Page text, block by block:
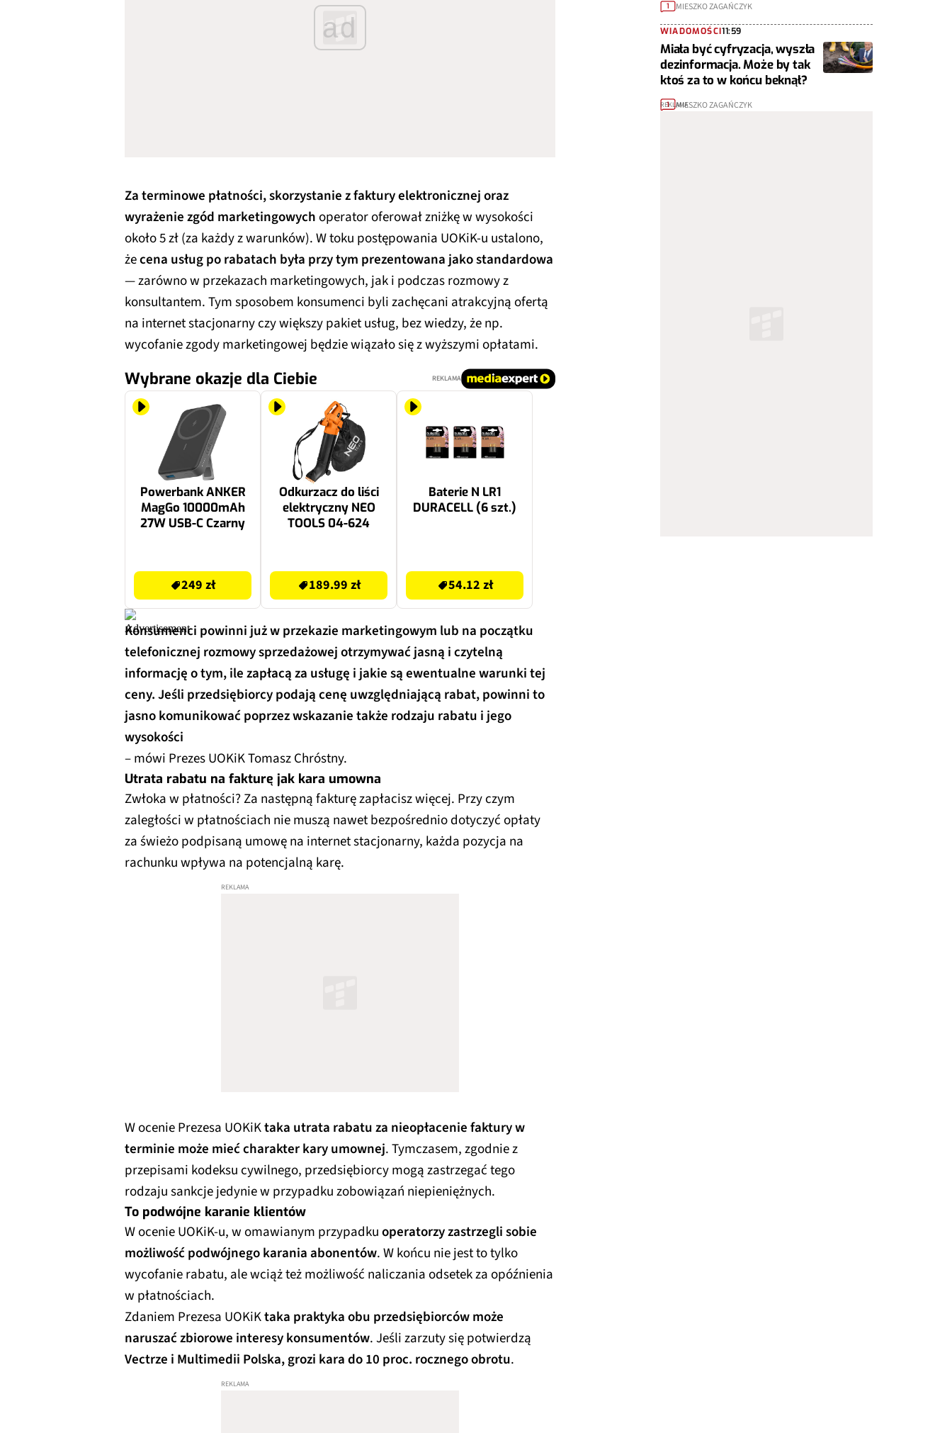
ad
Za terminowe płatności, skorzystanie z faktury elektronicznej oraz
wyrażenie zgód marketingowychoperator oferował zniżkę w wysokości
około 5 zł (za każdy z warunków). W toku postępowania UOKiK-u ustalono,
żecena usług po rabatach była przy tym prezentowana jako standardowa
— zarówno w przekazach marketingowych, jak i podczas rozmowy z
konsultantem. Tym sposobem konsumenci byli zachęcani atrakcyjną ofertą
na internet stacjonarny czy większy pakiet usług, bez wiedzy, że np.
wycofanie zgody marketingowej będzie wiązało się z wyższymi opłatami.
Wybrane okazje dla Ciebie REKLAMA
Powerbank ANKER
MagGo 10000mAh
27W USB-C Czarny
249 zł
Odkurzacz do liści
elektryczny NEO
TOOLS 04-624
189.99 zł
Baterie N LR1
DURACELL (6 szt.)
54.12 zł
Konsumenci powinni już w przekazie marketingowym lub na początku
telefonicznej rozmowy sprzedażowej otrzymywać jasną i czytelną
informację o tym, ile zapłacą za usługę i jakie są ewentualne warunki tej
ceny. Jeśli przedsiębiorcy podają cenę uwzględniającą rabat, powinni to
jasno komunikować poprzez wskazanie także rodzaju rabatu i jego
wysokości
– mówi Prezes UOKiK Tomasz Chróstny.
Utrata rabatu na fakturę jak kara umowna
Zwłoka w płatności? Za następną fakturę zapłacisz więcej. Przy czym
zaległości w płatnościach nie muszą nawet bezpośrednio dotyczyć opłaty
za świeżo podpisaną umowę na internet stacjonarny, każda pozycja na
rachunku wpływa na potencjalną karę.
W ocenie Prezesa UOKiKtaka utrata rabatu za nieopłacenie faktury w
terminie może mieć charakter kary umownej. Tymczasem, zgodnie z
przepisami kodeksu cywilnego, przedsiębiorcy mogą zastrzegać tego
rodzaju sankcje jedynie w przypadku zobowiązań niepieniężnych.
To podwójne karanie klientów
W ocenie UOKiK-u, w omawianym przypadkuoperatorzy zastrzegli sobie
możliwość podwójnego karania abonentów. W końcu nie jest to tylko
wycofanie rabatu, ale wciąż też możliwość naliczania odsetek za opóźnienia
w płatnościach.
Zdaniem Prezesa UOKiKtaka praktyka obu przedsiębiorców może
naruszać zbiorowe interesy konsumentów. Jeśli zarzuty się potwierdzą
Vectrze i Multimedii Polska, grozi kara do 10 proc. rocznego obrotu.
1 MIESZKO ZAGAŃCZYK
WIADOMOŚCI11:59
Miała być cyfryzacja, wyszła
dezinformacja. Może by tak
ktoś za to w końcu beknął?
1 MIESZKO ZAGAŃCZYK